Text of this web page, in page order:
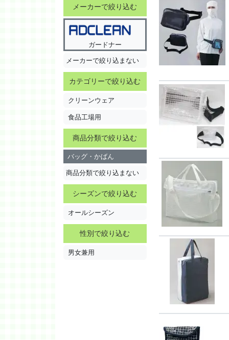
メーカーで絞り込む
ガードナー
メーカーで絞り込まない
カテゴリーで絞り込む
クリーンウェア
食品工場用
商品分類で絞り込む
バッグ・かばん
商品分類で絞り込まない
シーズンで絞り込む
オールシーズン
性別で絞り込む
男女兼用